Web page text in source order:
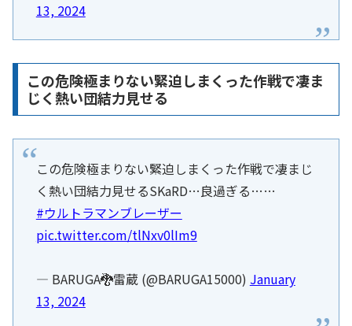
13, 2024
この危険極まりない緊迫しまくった作戦で凄ま
じく熱い団結力見せる
この危険極まりない緊迫しまくった作戦で凄まじ
く熱い団結力見せるSKaRD…良過ぎる……
#ウルトラマンブレーザー
pic.twitter.com/tlNxv0lIm9
— BARUGA🐉雷蔵 (@BARUGA15000) January
13, 2024